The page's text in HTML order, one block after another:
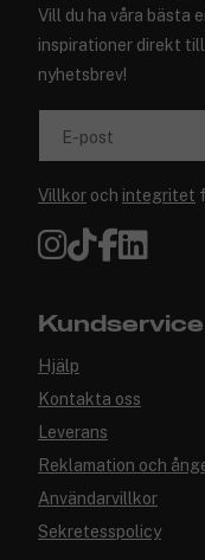
Vill du ha våra bästa
inspirationer direkt
nyhetsbrev!
E-post
Villkor och integritet
Kundservice
Hjälp
Kontakta oss
Leverans
Reklamation och
Användarvillkor
Sekretesspolicy